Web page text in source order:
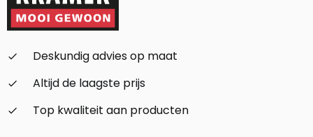
check_small
Deskundig advies op maat
check_small
Altijd de laagste prijs
check_small
Top kwaliteit aan producten